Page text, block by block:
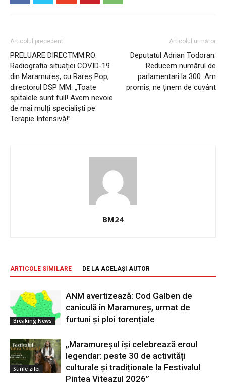
Articolul precedent
PRELUARE DIRECTMM.RO:
Radiografia situației COVID-19
din Maramureș, cu Rareș Pop,
directorul DSP MM: „Toate
spitalele sunt full! Avem nevoie
de mai mulți specialiști pe
Terapie Intensivă!”
Articolul următor
Deputatul Adrian Todoran:
Reducem numărul de
parlamentari la 300. Am
promis, ne ținem de cuvânt
BM24
ARTICOLE SIMILARE DE LA ACELAȘI AUTOR
Breaking News
ANM avertizează: Cod Galben de
caniculă în Maramureș, urmat de
furtuni și ploi torențiale
Stirile zilei
„Maramureșul își celebrează eroul
legendar: peste 30 de activități
culturale și tradiționale la Festivalul
Pintea Viteazul 2026”